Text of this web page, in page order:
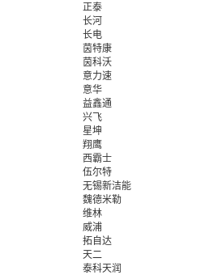
正泰
长河
长电
茵特康
茵科沃
意力速
意华
益鑫通
兴飞
星坤
翔鹰
西霸士
伍尔特
无锡新洁能
魏德米勒
维林
威浦
拓自达
天二
泰科天润